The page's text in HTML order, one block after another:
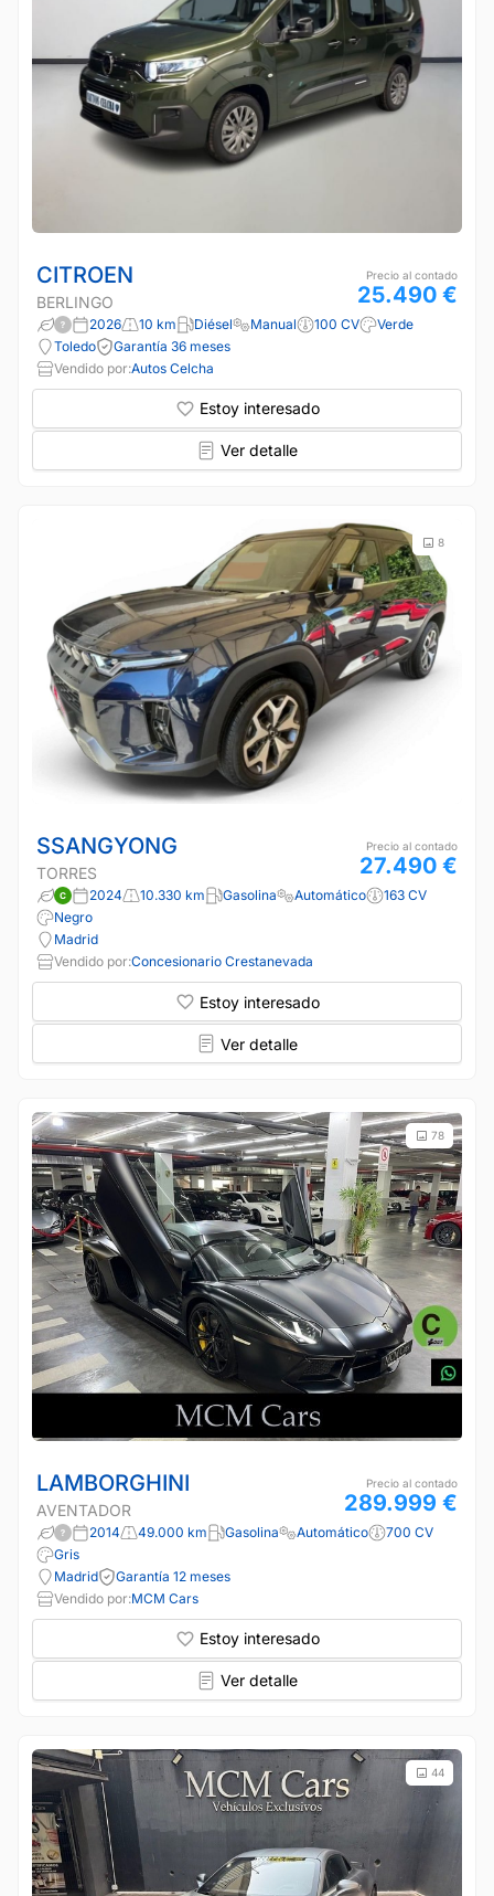
CITROEN
BERLINGO
Precio al contado
25.490 €
2026 10 km Diésel Manual 100 CV
Verde
Toledo
Garantía 36 meses
Vendido por:Autos Celcha
Estoy interesado
Ver detalle
8
SSANGYONG
TORRES
Precio al contado
27.490 €
2024 10.330 km Gasolina Automático
163 CV
Negro
Madrid
Vendido por:Concesionario Crestanevada
Estoy interesado
Ver detalle
78
LAMBORGHINI
AVENTADOR
Precio al contado
289.999 €
2014 49.000 km Gasolina Automático
700 CV
Gris
Madrid
Garantía 12 meses
Vendido por:MCM Cars
Estoy interesado
Ver detalle
44